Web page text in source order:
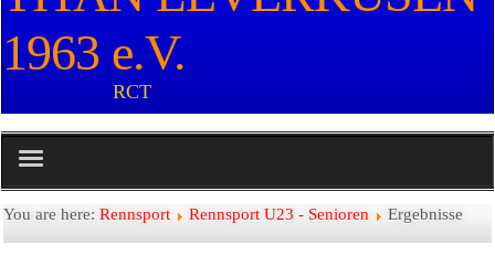
1963 e.V.
RCT
Startseite
You are here: Rennsport Rennsport U23 - Senioren Ergebnisse